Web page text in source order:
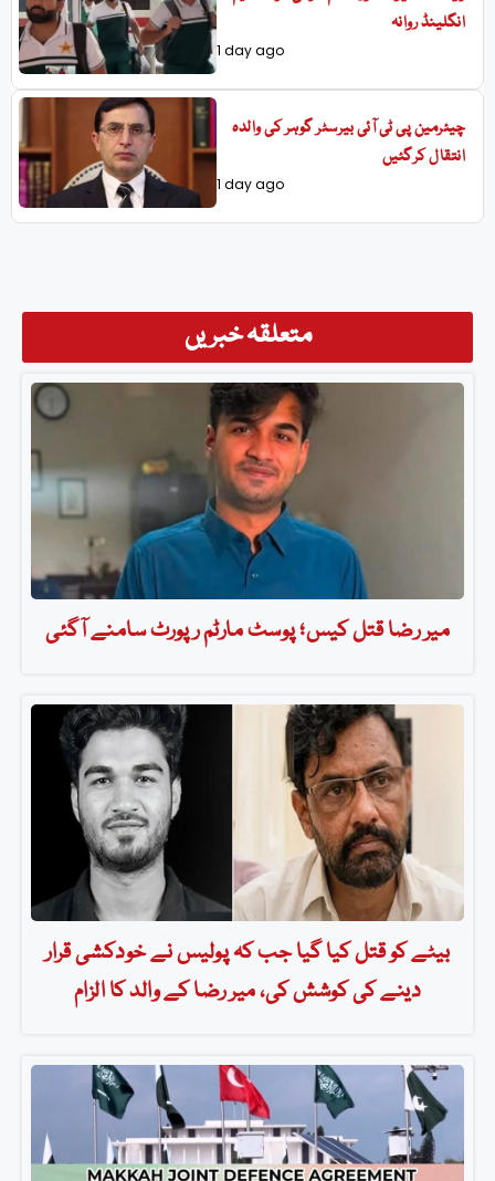
انگلینڈ روانہ
1 day ago
چیئرمین پی ٹی آئی بیرسٹر گوہر کی والدہ
انتقال کرگئیں
1 day ago
متعلقہ خبریں
میر رضا قتل کیس؛ پوسٹ مارٹم رپورٹ سامنے آگئی
بیٹے کو قتل کیا گیا جب کہ پولیس نے خودکشی قرار
دینے کی کوشش کی، میر رضا کے والد کا الزام